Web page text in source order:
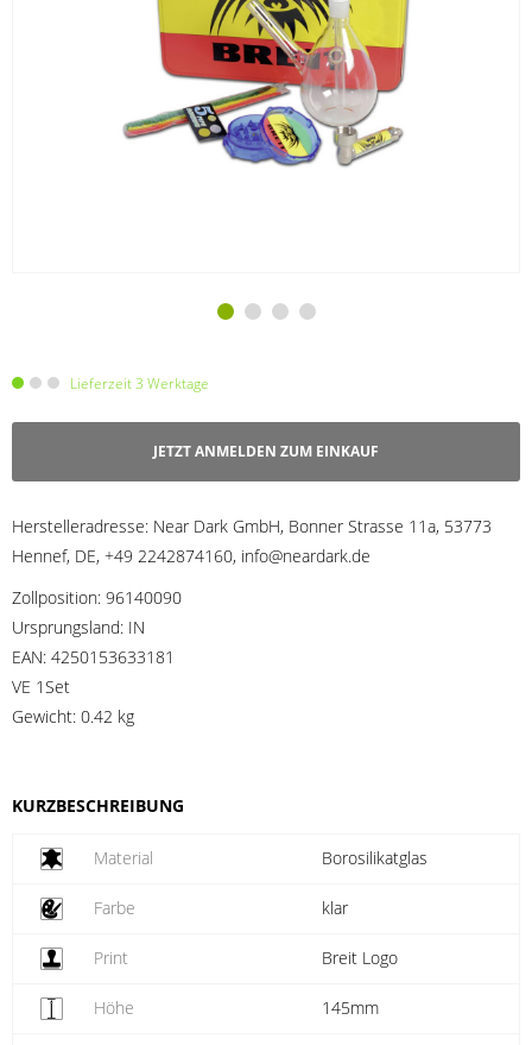
Lieferzeit 3 Werktage
JETZT ANMELDEN ZUM EINKAUF
Herstelleradresse: Near Dark GmbH, Bonner Strasse 11a, 53773
Hennef, DE, +49 2242874160, info@neardark.de
Zollposition: 96140090
Ursprungsland: IN
EAN: 4250153633181
VE 1Set
Gewicht: 0.42 kg
KURZBESCHREIBUNG
Material Borosilikatglas
Farbe klar
Print Breit Logo
Höhe 145mm